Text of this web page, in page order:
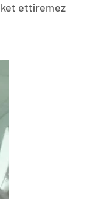
ettiremez